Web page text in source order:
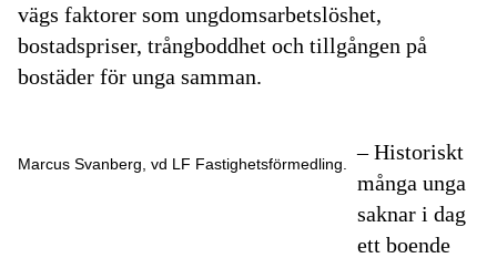
vägs faktorer som ungdomsarbetslöshet,
bostadspriser, trångboddhet och tillgången på
bostäder för unga samman.
Marcus Svanberg, vd LF Fastighetsförmedling.
– Historiskt
många unga
saknar i dag
ett boende